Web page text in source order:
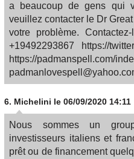
a beaucoup de gens qui
veuillez contacter le Dr
votre problème.
+19492293867 https://
https://
6. Michelini le 06/09/2020 14:11
Nous sommes un
investisseurs italiens et
prêt ou de financement